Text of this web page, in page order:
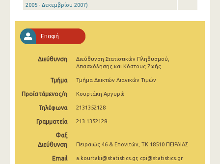
Ιουλίου 2025
Ιουνίου 2025
Μαΐου 2025
Απριλίου 2025
Φεβρουαρίου 2025
Ιανουαρίου 2025
Νοεμβρίου 2024
2005 - Δεκεμβρίου 2007)
Επαφή
Διεύθυνση
Διεύθυνση Στατιστικών Πληθυσμού,
Απασχόλησης και Κόστους Ζωής
Τμήμα Τμήμα Δεικτών Λιανικών Τιμών
Προϊστάμενος/η Κουρτάκη Αργυρώ
Τηλέφωνα 2131352128
Γραμματεία 213 1352128
Φαξ
Διεύθυνση
Πειραιώς 46 & Επονιτών, ΤΚ 18510 ΠΕΙΡΑΙΑΣ
Email a.kourtaki@statistics.gr, cpi@statistics.gr